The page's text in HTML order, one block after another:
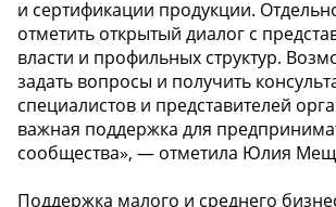
и сертификации продукции.
отметить открытый диалог с
власти и профильных структур.
задать вопросы и получить
специалистов и представителей
важная поддержка для
сообщества», — отметила Юлия
Поддержка малого и среднего